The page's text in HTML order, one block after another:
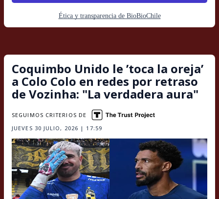
Ética y transparencia de BioBioChile
Coquimbo Unido le ’toca la oreja’
a Colo Colo en redes por retraso
de Vozinha: "La verdadera aura"
JUEVES 30 JULIO, 2026 | 17:59
SEGUIMOS CRITERIOS DE